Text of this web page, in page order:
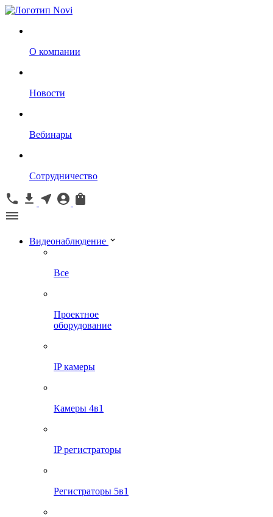
О компании
Новости
Вебинары
Сотрудничество
Видеонаблюдение
Все
Проектное
оборудование
IP камеры
Камеры 4в1
IP регистраторы
Регистраторы 5в1